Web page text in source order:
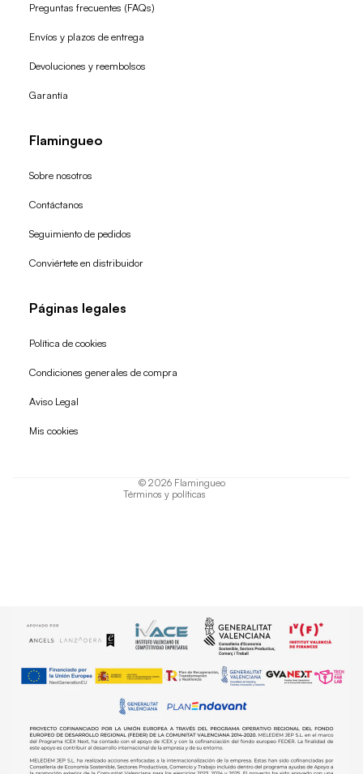
Preguntas frecuentes (FAQs)
Envíos y plazos de entrega
Devoluciones y reembolsos
Garantía
Flamingueo
Sobre nosotros
Contáctanos
Seguimiento de pedidos
Conviértete en distribuidor
Páginas legales
Política de cookies
Condiciones generales de compra
Aviso Legal
Mis cookies
© 2026 Flamingueo
Términos y políticas